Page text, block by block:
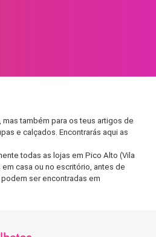
também para os teus artigos de
e calçados. Encontrarás aqui as
todas as lojas em Pico Alto (Vila
casa ou no escritório, antes de
ser encontradas em